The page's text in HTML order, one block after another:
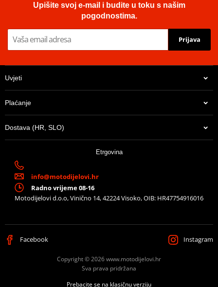
To mount the top case onto the bike it is necessary to add to the
top fitting, the plate included in the SHAD cases (except for
TR48/TR37).
PDF Mounting sheet – montážní list
Proizvođač
Can be used with
any SHAD Top case.
U centralnom skladištu
Upišite svoj e-mail i budite u toku s našim
pogodnostima.
Prijava
Uvjeti
Plaćanje
Dostava (HR, SLO)
Etrgovina
info@motodijelovi.hr
Radno vrijeme 08-16
Motodijelovi d.o.o, Vinično 14, 42224 Visoko, OIB: HR47754916016
Facebook Instagram
Copyright © 2026 www.motodijelovi.hr
Sva prava pridržana
Prebacite se na klasičnu verziju